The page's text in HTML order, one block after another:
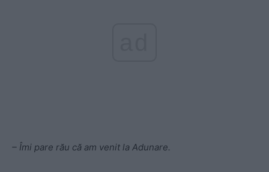
– Îmi pare rău că am venit la Adunare.